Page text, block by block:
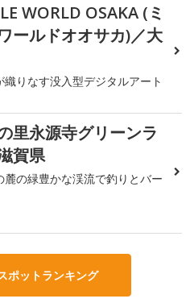
WORLD OSAKA (ミ
ールドオオサカ)／大
織りなす没入型デジタルアート
里永源寺グリーンラ
賀県
麓の緑豊かな渓流で釣りとバー
ポットランキング